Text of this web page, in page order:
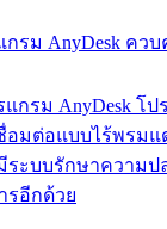
กรม AnyDesk คว
กรม AnyDesk โ
อมต่อแบบไร้พรมแ
ะบบรักษาความป
รอีกด้วย